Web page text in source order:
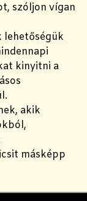
szóljon vígan
lehetőségük
kinyitni a
akik
másképp